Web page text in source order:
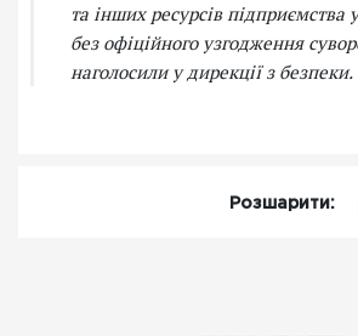
та інших ресурсів підприємства
без офіційного узгодження
наголосили у дирекції з безпеки.
Розшарити: